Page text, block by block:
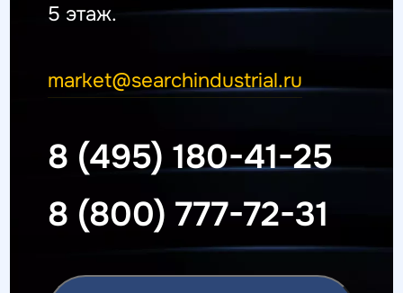
5 этаж.
market@searchindustrial.ru
8 (495) 180-41-25
8 (800) 777-72-31